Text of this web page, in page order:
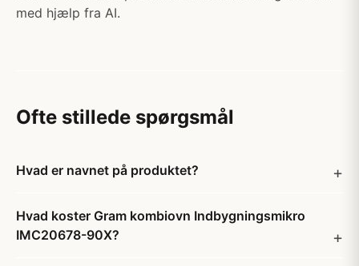
med hjælp fra AI.
Ofte stillede spørgsmål
Hvad er navnet på produktet?
Hvad koster Gram kombiovn Indbygningsmikro
IMC20678-90X?